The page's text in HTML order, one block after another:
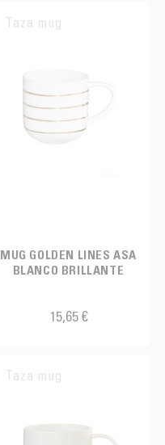
Taza mug
MUG GOLDEN LINES ASA
BLANCO BRILLANTE
15,65 €
Taza mug